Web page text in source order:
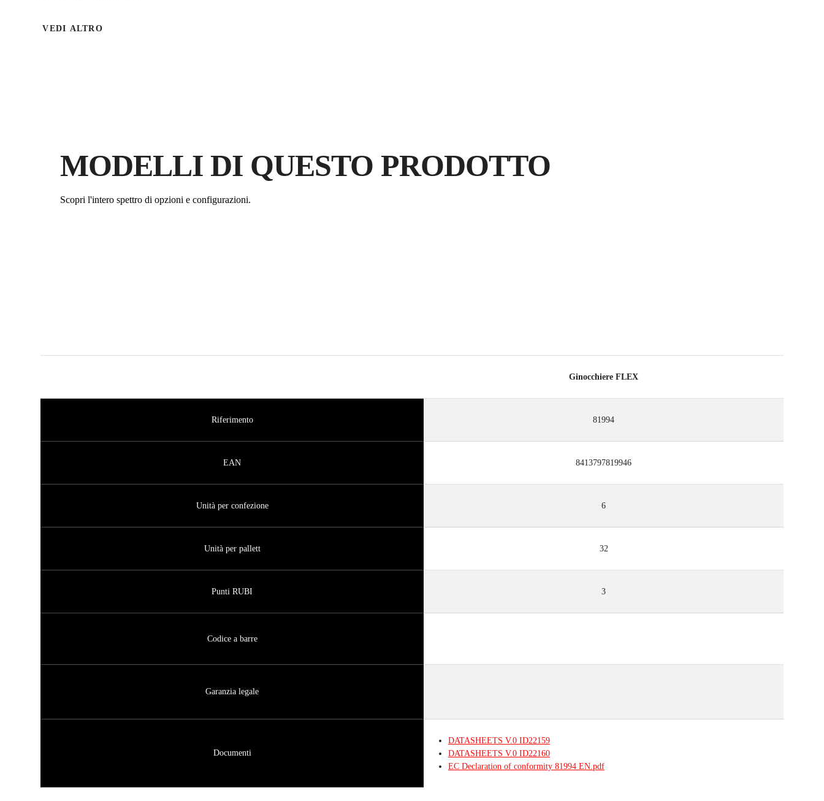
VEDI ALTRO
MODELLI DI QUESTO PRODOTTO
Scopri l'intero spettro di opzioni e configurazioni.
Ginocchiere FLEX
Riferimento 81994
EAN 8413797819946
Unità per confezione 6
Unità per pallett 32
Punti RUBI 3
Codice a barre
Garanzia legale
Documenti
DATASHEETS V.0 ID22159
DATASHEETS V.0 ID22160
EC Declaration of conformity 81994 EN.pdf